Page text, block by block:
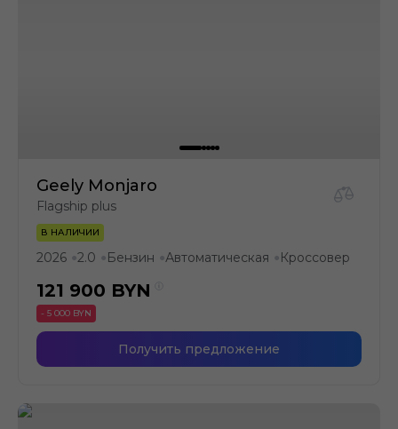
Geely Monjaro
Flagship plus
В НАЛИЧИИ
2026 ●2.0 ● Бензин ●Автоматическая ● Кроссовер
121 900 BYN
- 5 000 BYN
Получить предложение